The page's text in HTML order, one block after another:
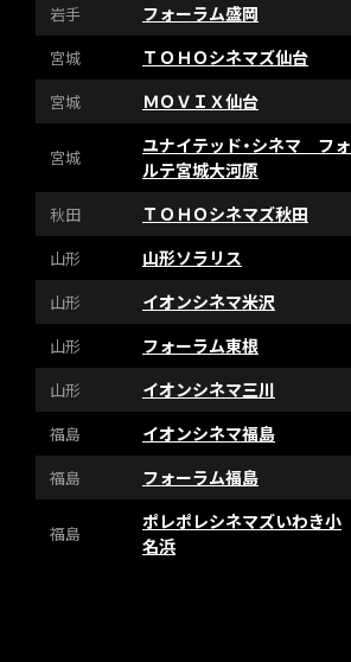
岩手 フォーラム盛岡
宮城
ＴＯＨＯシネマズ仙台
宮城
ＭＯＶＩＸ仙台
宮城
ユナイテッド・シネマ フォ
ルテ宮城大河原
秋田 ＴＯＨＯシネマズ秋田
山形
山形ソラリス
山形
イオンシネマ米沢
山形
フォーラム東根
山形
イオンシネマ三川
福島
イオンシネマ福島
福島
フォーラム福島
福島
ポレポレシネマズいわき小
名浜